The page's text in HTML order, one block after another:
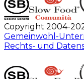
Copyright 2004-
Gemeinwohl-
Rechts- und